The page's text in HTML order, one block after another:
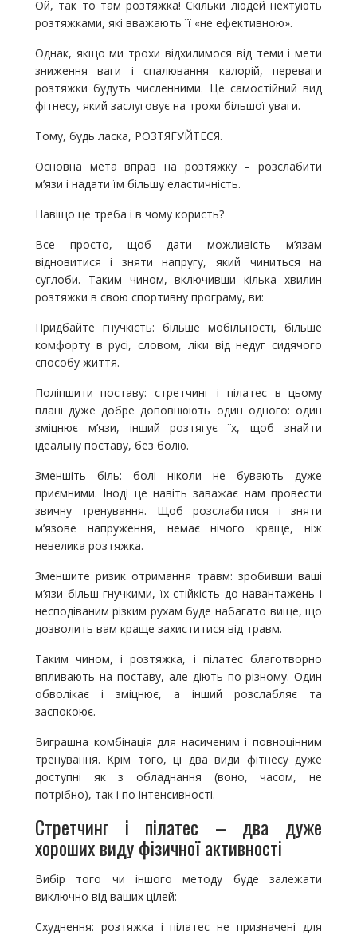
Ой, так то там розтяжка! Скільки людей нехтують
розтяжками, які вважають її «не ефективною».
Однак, якщо ми трохи відхилимося від теми і мети
зниження ваги і спалювання калорій, переваги
розтяжки будуть численними. Це самостійний вид
фітнесу, який заслуговує на трохи більшої уваги.
Тому, будь ласка, РОЗТЯГУЙТЕСЯ.
Основна мета вправ на розтяжку – розслабити
м’язи і надати їм більшу еластичність.
Навіщо це треба і в чому користь?
Все просто, щоб дати можливість м’язам
відновитися і зняти напругу, який чиниться на
суглоби. Таким чином, включивши кілька хвилин
розтяжки в свою спортивну програму, ви:
Придбайте гнучкість: більше мобільності, більше
комфорту в русі, словом, ліки від недуг сидячого
способу життя.
Поліпшити поставу: стретчинг і пілатес в цьому
плані дуже добре доповнюють один одного: один
зміцнює м’язи, інший розтягує їх, щоб знайти
ідеальну поставу, без болю.
Зменшіть біль: болі ніколи не бувають дуже
приємними. Іноді це навіть заважає нам провести
звичну тренування. Щоб розслабитися і зняти
м’язове напруження, немає нічого краще, ніж
невелика розтяжка.
Зменшите ризик отримання травм: зробивши ваші
м’язи більш гнучкими, їх стійкість до навантажень і
несподіваним різким рухам буде набагато вище, що
дозволить вам краще захиститися від травм.
Таким чином, і розтяжка, і пілатес благотворно
впливають на поставу, але діють по-різному. Один
обволікає і зміцнює, а інший розслабляє та
заспокоює.
Виграшна комбінація для насиченим і повноцінним
тренування. Крім того, ці два види фітнесу дуже
доступні як з обладнання (воно, часом, не
потрібно), так і по інтенсивності.
Стретчинг і пілатес – два дуже
хороших виду фізичної активності
Вибір того чи іншого методу буде залежати
виключно від ваших цілей:
Схуднення: розтяжка і пілатес не призначені для